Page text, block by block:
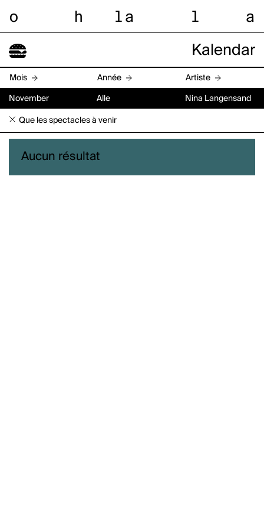
o h l a l a
Kalendar
Mois Année Artiste
November Alle Nina Langensand
Que les spectacles à venir
Aucun résultat